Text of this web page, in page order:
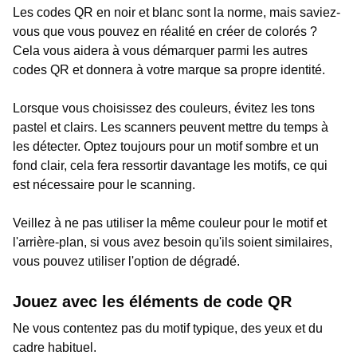
Les codes QR en noir et blanc sont la norme, mais saviez-
vous que vous pouvez en réalité en créer de colorés ?
Cela vous aidera à vous démarquer parmi les autres
codes QR et donnera à votre marque sa propre identité.
Lorsque vous choisissez des couleurs, évitez les tons
pastel et clairs. Les scanners peuvent mettre du temps à
les détecter. Optez toujours pour un motif sombre et un
fond clair, cela fera ressortir davantage les motifs, ce qui
est nécessaire pour le scanning.
Veillez à ne pas utiliser la même couleur pour le motif et
l'arrière-plan, si vous avez besoin qu'ils soient similaires,
vous pouvez utiliser l'option de dégradé.
Jouez avec les éléments de code QR
Ne vous contentez pas du motif typique, des yeux et du
cadre habituel.